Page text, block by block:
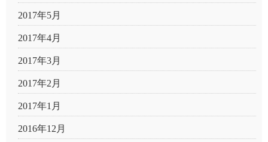
2017年5月
2017年4月
2017年3月
2017年2月
2017年1月
2016年12月